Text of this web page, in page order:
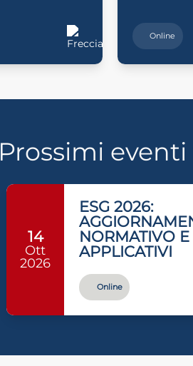
Online
Prossimi
14
Ott
2026
ESG 2026:
NORMATIVO E
APPLICATIVI
Online